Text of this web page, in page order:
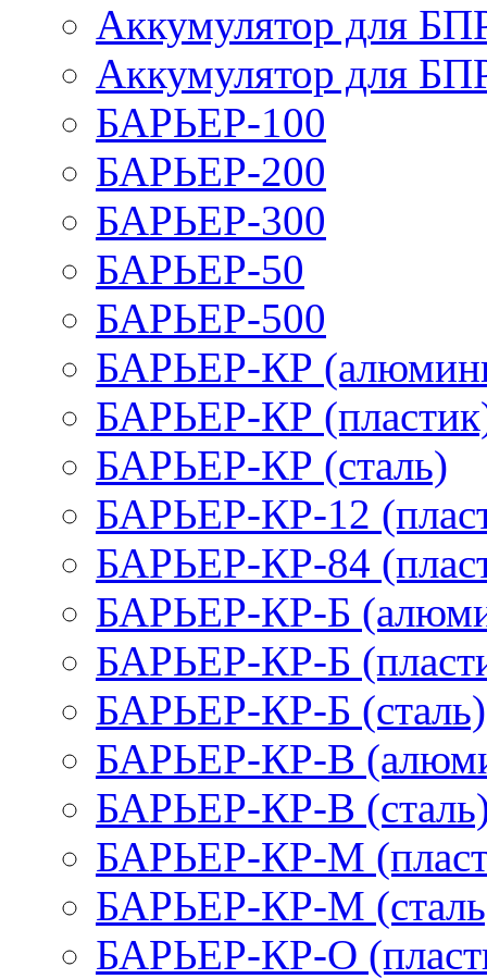
Аккумулятор для
Аккумулятор для
БАРЬЕР-100
БАРЬЕР-200
БАРЬЕР-300
БАРЬЕР-50
БАРЬЕР-500
БАРЬЕР-КР
БАРЬЕР-КР
БАРЬЕР-КР (сталь)
БАРЬЕР-КР-12
БАРЬЕР-КР-84
БАРЬЕР-КР-Б
БАРЬЕР-КР-Б
БАРЬЕР-КР-Б (сталь)
БАРЬЕР-КР-В
БАРЬЕР-КР-В
БАРЬЕР-КР-М
БАРЬЕР-КР-М
БАРЬЕР-КР-О